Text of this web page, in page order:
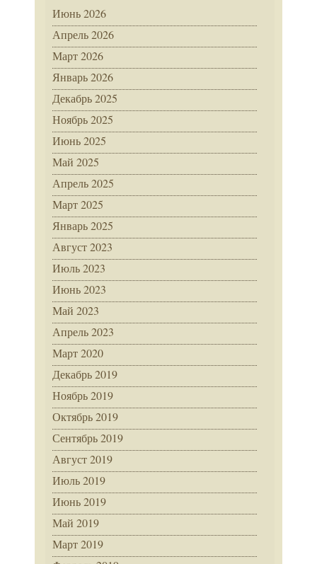
Июнь 2026
Апрель 2026
Март 2026
Январь 2026
Декабрь 2025
Ноябрь 2025
Июнь 2025
Май 2025
Апрель 2025
Март 2025
Январь 2025
Август 2023
Июль 2023
Июнь 2023
Май 2023
Апрель 2023
Март 2020
Декабрь 2019
Ноябрь 2019
Октябрь 2019
Сентябрь 2019
Август 2019
Июль 2019
Июнь 2019
Май 2019
Март 2019